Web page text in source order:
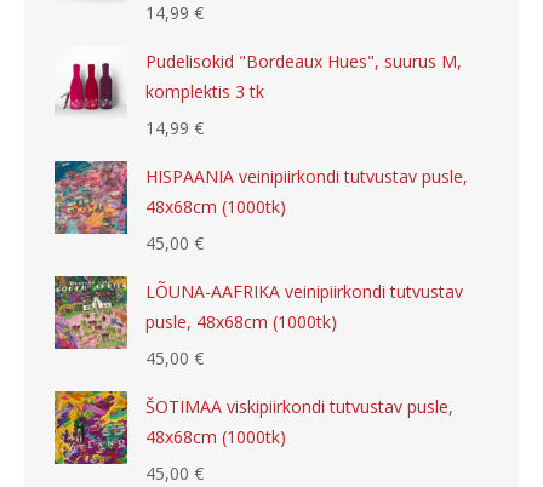
14,99 €
Pudelisokid "Bordeaux Hues", suurus M,
komplektis 3 tk
14,99 €
HISPAANIA veinipiirkondi tutvustav pusle,
48x68cm (1000tk)
45,00 €
LÕUNA-AAFRIKA veinipiirkondi tutvustav
pusle, 48x68cm (1000tk)
45,00 €
ŠOTIMAA viskipiirkondi tutvustav pusle,
48x68cm (1000tk)
45,00 €